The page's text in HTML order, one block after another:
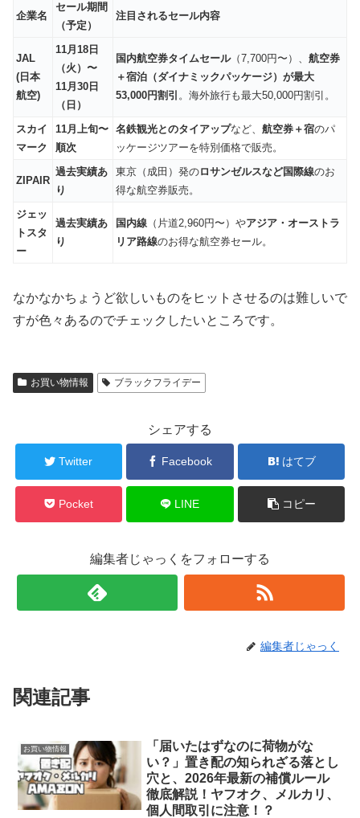
企業名
セール期間
（予定）
注目されるセール内容
JAL
(日本
航空)
11月18日
（火）〜
11月30日
（日）
国内航空券タイムセール（7,700円〜）、 航空券
＋宿泊（ダイナミックパッケージ）が最大
53,000円割引 。海外旅行も最大50,000円割引。
スカイ
マーク
11月上旬〜
順次
名鉄観光とのタイアップなど、 航空券＋宿のパ
ッケージツアーを特別価格で販売。
ZIPAIR
過去実績あ
り
東京（成田）発のロサンゼルスなど国際線のお
得な航空券販売。
ジェッ
トスタ
ー
過去実績あ
り
国内線 （片道2,960円〜）やアジア・オーストラ
リア路線のお得な航空券セール。
なかなかちょうど欲しいものをヒットさせるのは難しいで
すが色々あるのでチェックしたいところです。
お買い物情報 ブラックフライデー
シェアする
Twitter Facebook はてブ
Pocket LINE コピー
編集者じゃっくをフォローする
編集者じゃっく
関連記事
お買い物情報
「届いたはずなのに荷物がな
い？」置き配の知られざる落とし
穴と、2026年最新の補償ルール
徹底解説！ヤフオク、メルカリ、
個人間取引に注意！？